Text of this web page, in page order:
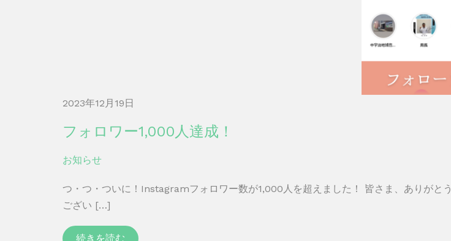
2023年12月19日
フォロワー1,000人達成！
お知らせ
つ・つ・ついに！Instagramフォロワー数が1,000人を超えました！ 皆さま、ありがとう
ござい […]
続きを読む